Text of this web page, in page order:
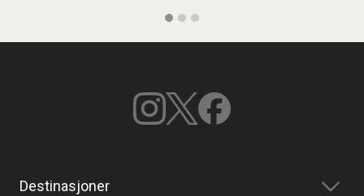
Destinasjoner